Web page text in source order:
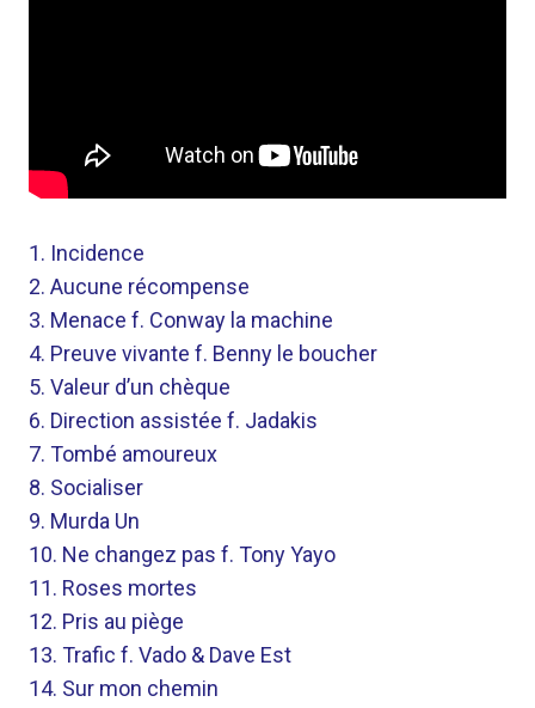
1. Incidence
2. Aucune récompense
3. Menace f. Conway la machine
4. Preuve vivante f. Benny le boucher
5. Valeur d’un chèque
6. Direction assistée f. Jadakis
7. Tombé amoureux
8. Socialiser
9. Murda Un
10. Ne changez pas f. Tony Yayo
11. Roses mortes
12. Pris au piège
13. Trafic f. Vado & Dave Est
14. Sur mon chemin